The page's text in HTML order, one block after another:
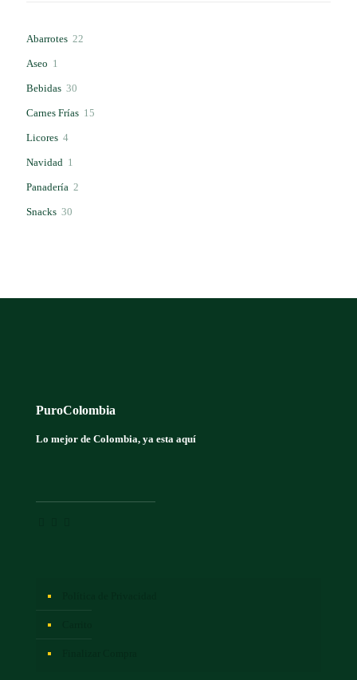
Abarrotes 22
Aseo 1
Bebidas 30
Carnes Frías 15
Licores 44
Navidad 1
Panadería 2
Snacks 30
PuroColombia
Lo mejor de Colombia, ya esta aquí